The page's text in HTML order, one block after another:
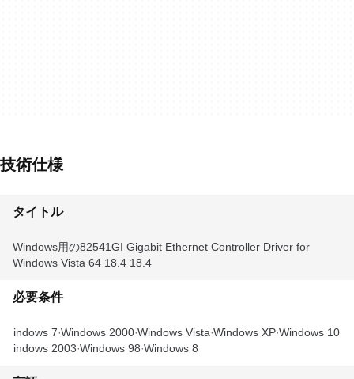
技術仕様
タイトル
Windows用の82541GI Gigabit Ethernet Controller Driver for
Windows Vista 64 18.4 18.4
必要条件
Windows 7 Windows 2000 Windows Vista Windows XP Windows 10
Windows 2003 Windows 98 Windows 8